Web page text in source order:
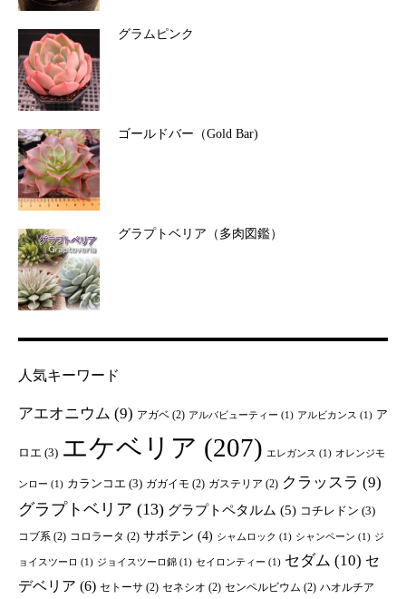
グラムピンク
ゴールドバー（Gold Bar)
グラプトベリア（多肉図鑑）
人気キーワード
アエオニウム (9) アガベ (2) アルバビューティー (1) アルビカンス (1) ア
ロエ (3) エケベリア (207) エレガンス (1) オレンジモ
ンロー (1) カランコエ (3) ガガイモ (2) ガステリア (2) クラッスラ (9)
グラプトベリア (13) グラプトペタルム (5) コチレドン (3)
コブ系 (2) コロラータ (2) サボテン (4) シャムロック (1) シャンペーン (1) ジ
ョイスツーロ (1) ジョイスツーロ錦 (1) セイロンティー (1) セダム (10) セ
デベリア (6) セトーサ (2) セネシオ (2) センペルビウム (2) ハオルチア